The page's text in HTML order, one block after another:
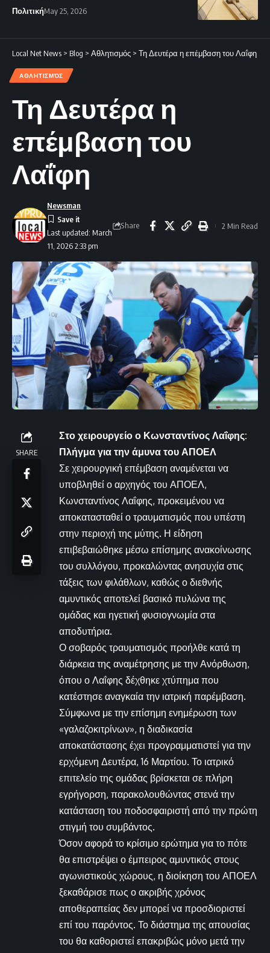
ΠολιτικήMay 25, 2026
Local Net News > Blog > Αθλητισμός > Τη Δευτέρα η επέμβαση του Λαΐφη
ΑΘΛΗΤΙΣΜΌΣ
Τη Δευτέρα η
επέμβαση του
Λαΐφη
Last updated: March
11, 2026 2:33 pm
Newsman
Share 2 Min Read
SHARE
Στο χειρουργείο ο Κωνσταντίνος Λαΐφης:
Πλήγμα για την άμυνα του ΑΠΟΕΛ
Σε χειρουργική επέμβαση αναμένεται να
υποβληθεί ο αρχηγός του ΑΠΟΕΛ,
Κωνσταντίνος Λαΐφης, προκειμένου να
αποκατασταθεί ο τραυματισμός που υπέστη
στην περιοχή της μύτης. Η είδηση
επιβεβαιώθηκε μέσω επίσημης ανακοίνωσης
του συλλόγου, προκαλώντας ανησυχία στις
τάξεις των φιλάθλων, καθώς ο διεθνής
αμυντικός αποτελεί βασικό πυλώνα της
ομάδας και ηγετική φυσιογνωμία στα
αποδυτήρια.
Ο σοβαρός τραυματισμός προήλθε κατά τη
διάρκεια της αναμέτρησης με την Ανόρθωση,
όπου ο Λαΐφης δέχθηκε χτύπημα που
κατέστησε αναγκαία την ιατρική παρέμβαση.
Σύμφωνα με την επίσημη ενημέρωση των
«γαλαζοκιτρίνων», η διαδικασία
αποκατάστασης έχει προγραμματιστεί για την
ερχόμενη Δευτέρα, 16 Μαρτίου. Το ιατρικό
επιτελείο της ομάδας βρίσκεται σε πλήρη
εγρήγορση, παρακολουθώντας στενά την
κατάσταση του ποδοσφαιριστή από την πρώτη
στιγμή του συμβάντος.
Όσον αφορά το κρίσιμο ερώτημα για το πότε
θα επιστρέψει ο έμπειρος αμυντικός στους
αγωνιστικούς χώρους, η διοίκηση του ΑΠΟΕΛ
ξεκαθάρισε πως ο ακριβής χρόνος
αποθεραπείας δεν μπορεί να προσδιοριστεί
επί του παρόντος. Το διάστημα της απουσίας
του θα καθοριστεί επακριβώς μόνο μετά την